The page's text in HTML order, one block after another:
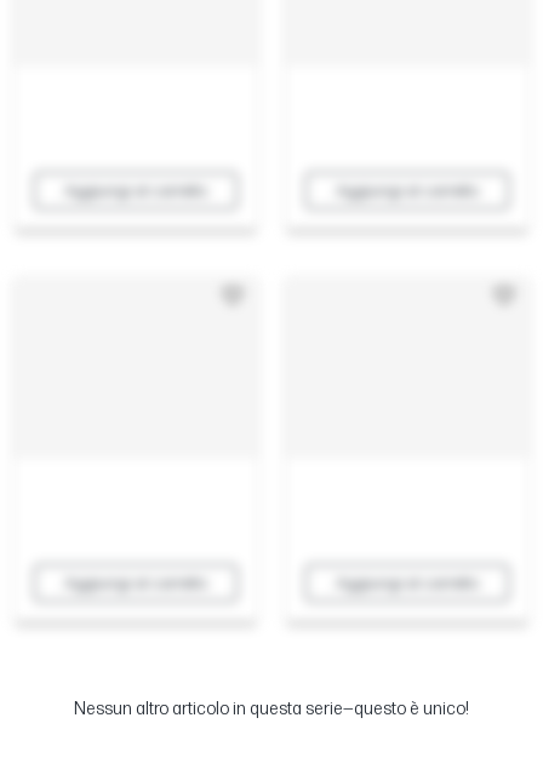
Aggiungi al carrello Aggiungi al carrello
Aggiungi al carrello Aggiungi al carrello
Nessun altro articolo in questa serie—questo è unico!